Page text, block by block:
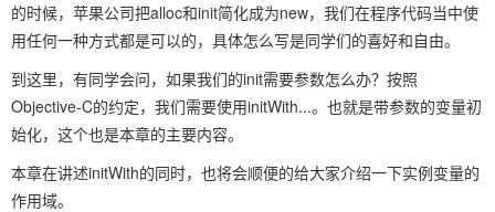
的时候，苹果公司把alloc和init简化成为new，我们在程序代码当中使
用任何一种方式都是可以的，具体怎么写是同学们的喜好和自由。
到这里，有同学会问，如果我们的init需要参数怎么办？按照
Objective-C的约定，我们需要使用initWith...。也就是带参数的变量初
始化，这个也是本章的主要内容。
本章在讲述initWith的同时，也将会顺便的给大家介绍一下实例变量的
作用域。